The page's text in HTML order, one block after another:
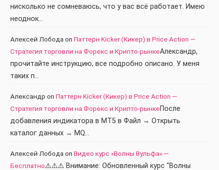
нисколько не сомневаюсь, что у вас всё работает. Имею
неоднок…
Алексей Лобода on Паттерн Kicker (Кикер) в Price Action —
Стратегия торговли на Форекс и Крипто-рынкеАлександр,
прочитайте инструкцию, все подробно описано. У меня
таких п…
Александр on Паттерн Kicker (Кикер) в Price Action —
Стратегия торговли на Форекс и Крипто-рынкеПосле
добавления индикатора в МТ5 в Файл → Открыть
каталог данных → MQ…
Алексей Лобода on Видео курс «Волны Вульфа» —
Бесплатно⚠️⚠️⚠️ Внимание: Обновленный курс "Волны